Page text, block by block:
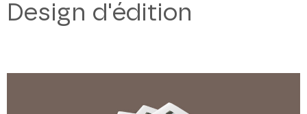
Design d'édition